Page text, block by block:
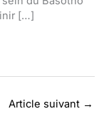
[…]
Article suivant →